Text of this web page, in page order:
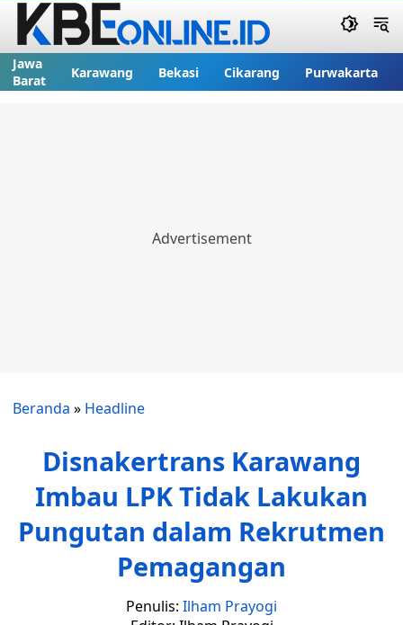
Jawa
Barat
Karawang Bekasi Cikarang Purwakarta
Beranda » Headline
Disnakertrans Karawang
Imbau LPK Tidak Lakukan
Pungutan dalam Rekrutmen
Pemagangan
Penulis: Ilham Prayogi